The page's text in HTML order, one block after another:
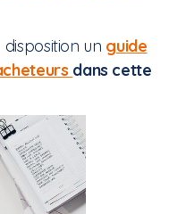
disposition un guide
dans cette